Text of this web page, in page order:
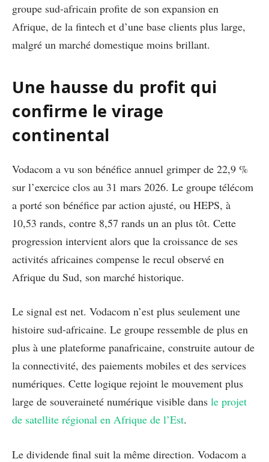
groupe sud-africain profite de son expansion en
Afrique, de la fintech et d’une base clients plus large,
malgré un marché domestique moins brillant.
Une hausse du profit qui
confirme le virage
continental
Vodacom a vu son bénéfice annuel grimper de 22,9 %
sur l’exercice clos au 31 mars 2026. Le groupe télécom
a porté son bénéfice par action ajusté, ou HEPS, à
10,53 rands, contre 8,57 rands un an plus tôt. Cette
progression intervient alors que la croissance de ses
activités africaines compense le recul observé en
Afrique du Sud, son marché historique.
Le signal est net. Vodacom n’est plus seulement une
histoire sud-africaine. Le groupe ressemble de plus en
plus à une plateforme panafricaine, construite autour de
la connectivité, des paiements mobiles et des services
numériques. Cette logique rejoint le mouvement plus
large de souveraineté numérique visible dans le projet
de satellite régional en Afrique de l’Est.
Le dividende final suit la même direction. Vodacom a